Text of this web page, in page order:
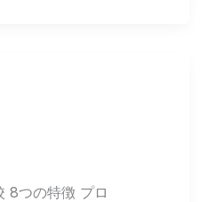
8つの特徴 プロ